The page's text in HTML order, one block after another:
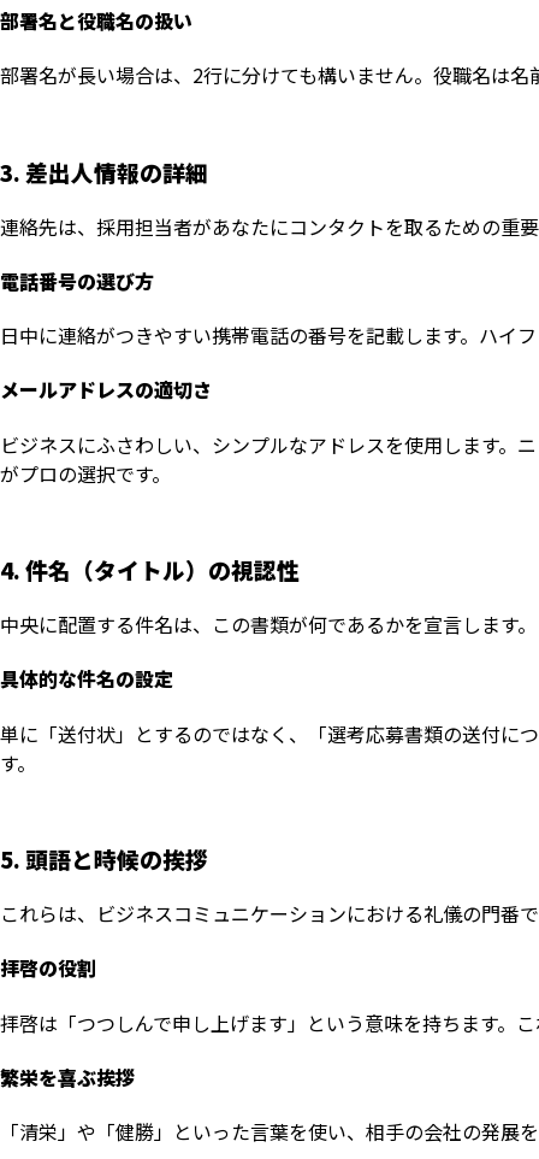
部署名と役職名の扱い
部署名が長い場合は、2行に分けても構いません。役職名は
3. 差出人情報の詳細
連絡先は、採用担当者があなたにコンタクトを取るための重
電話番号の選び方
日中に連絡がつきやすい携帯電話の番号を記載します。ハイ
メールアドレスの適切さ
ビジネスにふさわしい、シンプルなアドレスを使用します。
がプロの選択です。
4. 件名（タイトル）の視認性
中央に配置する件名は、この書類が何であるかを宣言します。
具体的な件名の設定
単に「送付状」とするのではなく、「選考応募書類の送付に
す。
5. 頭語と時候の挨拶
これらは、ビジネスコミュニケーションにおける礼儀の門番
拝啓の役割
拝啓は「つつしんで申し上げます」という意味を持ちます。
繁栄を喜ぶ挨拶
「清栄」や「健勝」といった言葉を使い、相手の会社の発